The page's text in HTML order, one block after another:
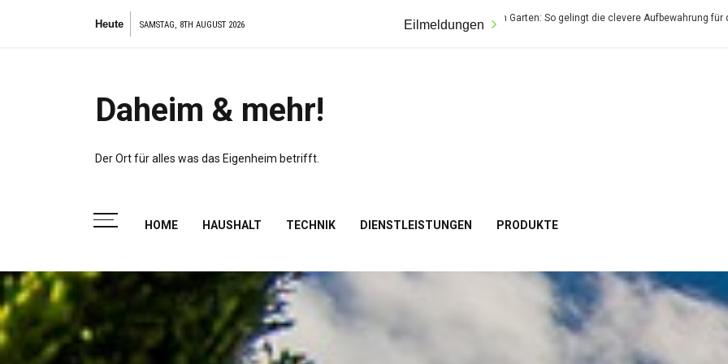
Heute SAMSTAG, 8TH AUGUST 2026 Eilmeldungen
Platz schaffen im Garten: So gelingt die clevere Aufbewahrung für dein Rad –
Daheim & mehr!
Der Ort für alles was das Eigenheim betrifft.
HOME HAUSHALT TECHNIK DIENSTLEISTUNGEN PRODUKTE